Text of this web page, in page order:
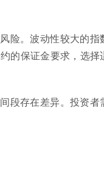
险。波动性较大的指
的保证金要求，选择
段存在差异。投资者